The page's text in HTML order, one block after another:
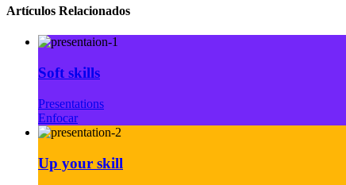
Artículos Relacionados
Soft skills
Presentations
Enfocar
Up your skill